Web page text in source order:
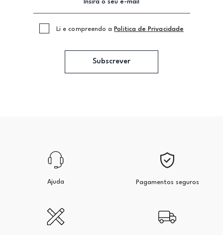
Li e compreendo a Politica de Privacidade
Subscrever
Ajuda Pagamentos seguros